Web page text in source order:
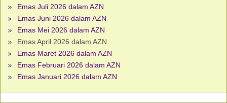
Emas Juli 2026 dalam AZN
Emas Juni 2026 dalam AZN
Emas Mei 2026 dalam AZN
Emas April 2026 dalam AZN
Emas Maret 2026 dalam AZN
Emas Februari 2026 dalam AZN
Emas Januari 2026 dalam AZN